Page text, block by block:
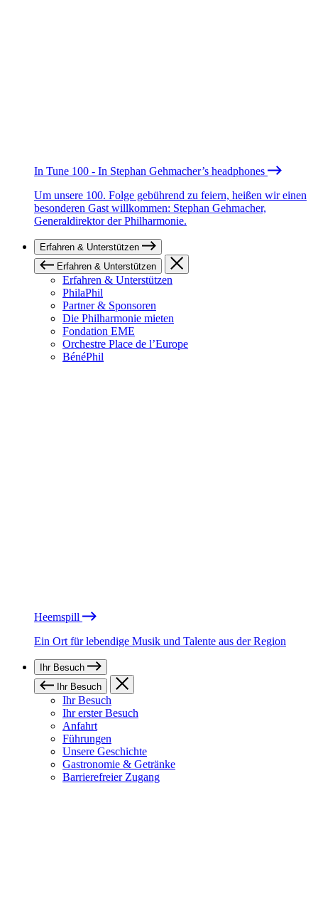
In Tune 100 - In Stephan Gehmacher’s headphones
Um unsere 100. Folge gebührend zu feiern, heißen wir einen
besonderen Gast willkommen: Stephan Gehmacher,
Generaldirektor der Philharmonie.
Erfahren & Unterstützen
Erfahren & Unterstützen
Erfahren & Unterstützen
PhilaPhil
Partner & Sponsoren
Die Philharmonie mieten
Fondation EME
Orchestre Place de l’Europe
BénéPhil
Heemspill
Ein Ort für lebendige Musik und Talente aus der Region
Ihr Besuch
Ihr Besuch
Ihr Besuch
Ihr erster Besuch
Anfahrt
Führungen
Unsere Geschichte
Gastronomie & Getränke
Barrierefreier Zugang